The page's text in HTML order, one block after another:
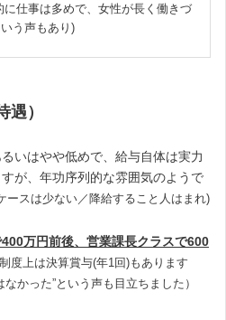
に仕事は多めで、女性が長く働きづ
う声もあり)
）
いはやや低めで、給与自体は実力
が、年功序列的な雰囲気のようで
ースは少ない／降給すること人はまれ)
万円前後、営業課長クラスで600
制度上は決算賞与(年1回)もあります
かった”という声も目立ちました）